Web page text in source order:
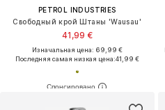
PETROL INDUSTRIES
Свободный крой Штаны 'Wausau'
41,99 €
Изначальная цена: 69,99 €
Последняя самая низкая цена:41,99 €